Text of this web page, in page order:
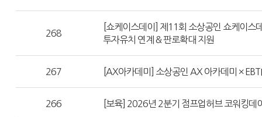
268
[쇼케이스데이] 제11회 소상공인 쇼케이
투자유치 연계 & 판로확대 지원
267 [AX아카데미] 소상공인 AX 아카데미 ×
266 [보육] 2026년 2분기 점프업허브 코워킹데